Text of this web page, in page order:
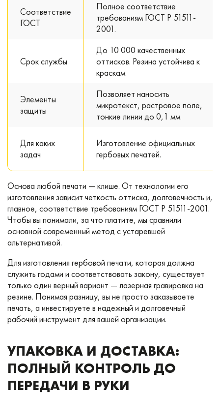
Соответствие
ГОСТ
Полное соответствие
требованиям ГОСТ Р 51511-
2001.
Срок службы
До 10 000 качественных
оттисков. Резина устойчива к
краскам.
Элементы
защиты
Позволяет наносить
микротекст, растровое поле,
тонкие линии до 0,1 мм.
Для каких
задач
Изготовление официальных
гербовых печатей.
Основа любой печати — клише. От технологии его
изготовления зависит четкость оттиска, долговечность и,
главное, соответствие требованиям ГОСТ Р 51511-2001.
Чтобы вы понимали, за что платите, мы сравнили
основной современный метод с устаревшей
альтернативой.
Для изготовления гербовой печати, которая должна
служить годами и соответствовать закону, существует
только один верный вариант — лазерная гравировка на
резине. Понимая разницу, вы не просто заказываете
печать, а инвестируете в надежный и долговечный
рабочий инструмент для вашей организации.
УПАКОВКА И ДОСТАВКА:
ПОЛНЫЙ КОНТРОЛЬ ДО
ПЕРЕДАЧИ В РУКИ